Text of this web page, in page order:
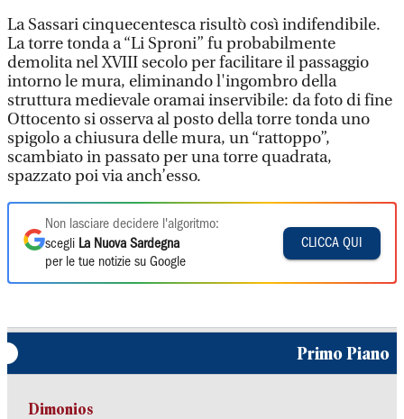
La Sassari cinquecentesca risultò così indifendibile.
La torre tonda a “Li Sproni” fu probabilmente
demolita nel XVIII secolo per facilitare il passaggio
intorno le mura, eliminando l'ingombro della
struttura medievale oramai inservibile: da foto di fine
Ottocento si osserva al posto della torre tonda uno
spigolo a chiusura delle mura, un “rattoppo”,
scambiato in passato per una torre quadrata,
spazzato poi via anch’esso.
Non lasciare decidere l'algoritmo:
scegli La Nuova Sardegna
per le tue notizie su Google
CLICCA QUI
Primo Piano
Dimonios